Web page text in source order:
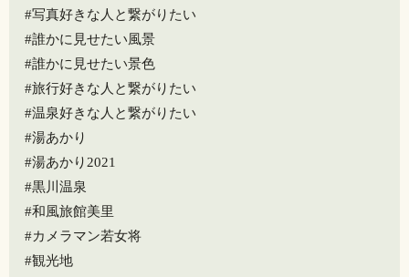
#写真好きな人と繋がりたい
#誰かに見せたい風景
#誰かに見せたい景色
#旅行好きな人と繋がりたい
#温泉好きな人と繋がりたい
#湯あかり
#湯あかり2021
#黒川温泉
#和風旅館美里
#カメラマン若女将
#観光地